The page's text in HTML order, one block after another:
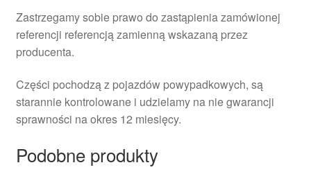
Zastrzegamy sobie prawo do zastąpienia zamówionej
referencji referencją zamienną wskazaną przez
producenta.
Części pochodzą z pojazdów powypadkowych, są
starannie kontrolowane i udzielamy na nie gwarancji
sprawności na okres 12 miesięcy.
Podobne produkty